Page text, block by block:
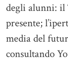
degli alunni: il
presente;
media del
consultando